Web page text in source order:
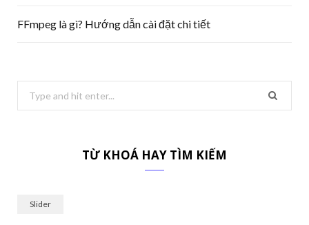
FFmpeg là gì? Hướng dẫn cài đặt chi tiết
TỪ KHOÁ HAY TÌM KIẾM
Slider